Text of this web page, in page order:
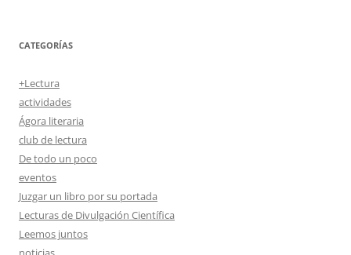
CATEGORÍAS
+Lectura
actividades
Ágora literaria
club de lectura
De todo un poco
eventos
Juzgar un libro por su portada
Lecturas de Divulgación Científica
Leemos juntos